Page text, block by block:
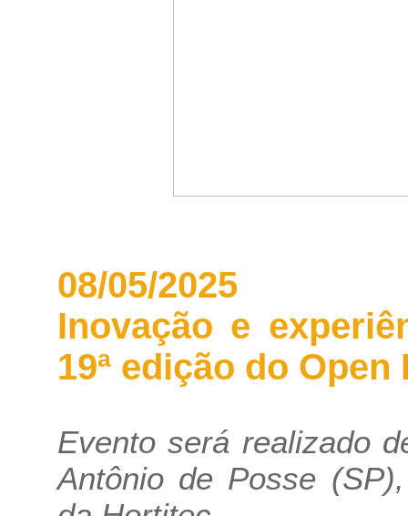
08/05/2025
Inovação e
19ª edição do Open
Evento será realizado
Antônio de Posse